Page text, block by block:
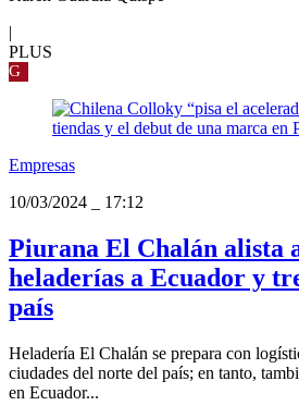
|
PLUS
G
Empresas
10/03/2024
17:12
Piurana El Chalán alista
heladerías a Ecuador y
país
Heladería El Chalán se prepara con
ciudades del norte del país; en tanto,
en Ecuador...